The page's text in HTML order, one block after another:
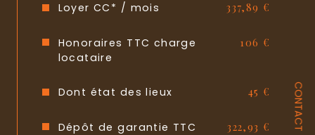
CONTACT
Loyer CC* / mois 337,89 €
Honoraires TTC charge
locataire
106 €
Dont état des lieux 45 €
Dépôt de garantie TTC 322,93 €